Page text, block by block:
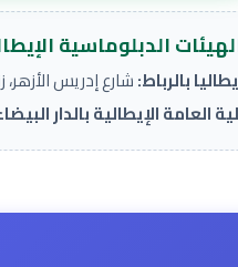
الدبلوماسية
بالرباط:شارع إدريس الأزهر، زنقة رقم 2 |
العامة الإيطالية بالدار